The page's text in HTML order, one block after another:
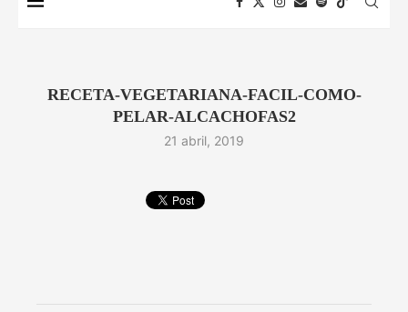
RECETA-VEGETARIANA-FACIL-COMO-
PELAR-ALCACHOFAS2
21 abril, 2019